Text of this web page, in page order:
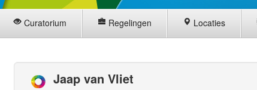
Curatorium Regelingen Locaties
Jaap van Vliet